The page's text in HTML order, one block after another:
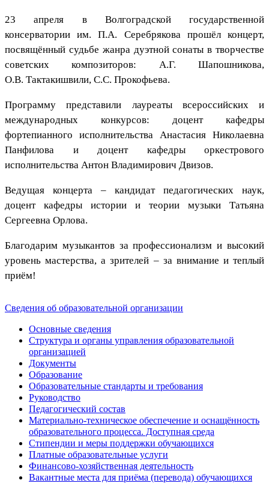
23 апреля в Волгоградской государственной
консерватории им. П.А. Серебрякова прошёл концерт,
посвящённый судьбе жанра дуэтной сонаты в творчестве
советских композиторов: А.Г. Шапошникова,
О.В. Тактакишвили, С.С. Прокофьева.
Программу представили лауреаты всероссийских и
международных конкурсов: доцент кафедры
фортепианного исполнительства Анастасия Николаевна
Панфилова и доцент кафедры оркестрового
исполнительства Антон Владимирович Двизов.
Ведущая концерта – кандидат педагогических наук,
доцент кафедры истории и теории музыки Татьяна
Сергеевна Орлова.
Благодарим музыкантов за профессионализм и высокий
уровень мастерства, а зрителей – за внимание и теплый
приём!
Сведения об образовательной организации
Основные сведения
Структура и органы управления образовательной
организацией
Документы
Образование
Образовательные стандарты и требования
Руководство
Педагогический состав
Материально-техническое обеспечение и оснащённость
образовательного процесса. Доступная среда
Стипендии и меры поддержки обучающихся
Платные образовательные услуги
Финансово-хозяйственная деятельность
Вакантные места для приёма (перевода) обучающихся